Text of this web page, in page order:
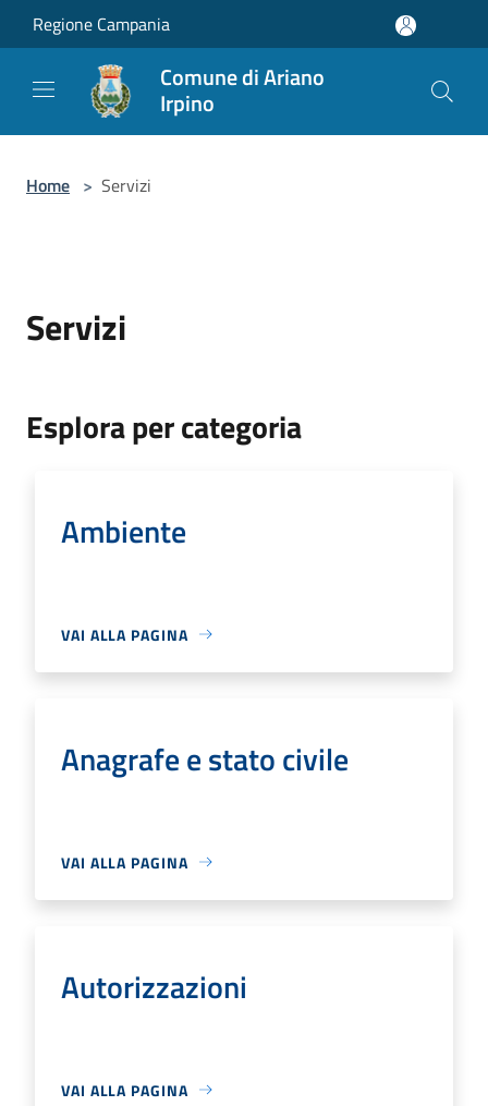
Salta al contenuto principale
Regione Campania
Comune di Ariano
Irpino
Home > Servizi
Servizi
Esplora per categoria
Ambiente
VAI ALLA PAGINA
Anagrafe e stato civile
VAI ALLA PAGINA
Autorizzazioni
VAI ALLA PAGINA